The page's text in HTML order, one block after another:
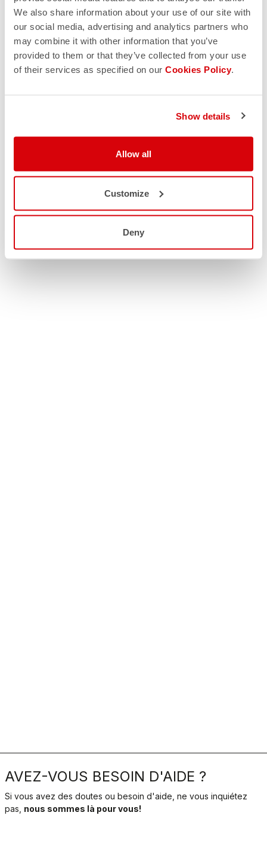
We also share information about your use of our site with
our social media, advertising and analytics partners who
may combine it with other information that you’ve
provided to them or that they’ve collected from your use
of their services as specified on our Cookies Policy.
Show details
Allow all
Customize
Deny
AVEZ-VOUS BESOIN D'AIDE ?
Si vous avez des doutes ou besoin d'aide, ne vous inquiétez
pas, nous sommes là pour vous!